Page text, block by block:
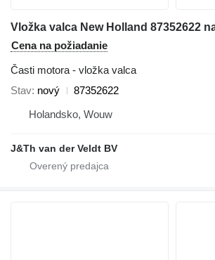
Cena na požiadanie
Časti motora - vložka valca
Stav nový
87352622
Holandsko, Wouw
J&Th van der Veldt BV